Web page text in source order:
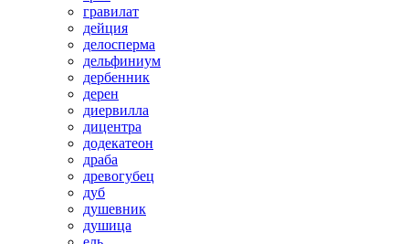
гравилат
дейция
делосперма
дельфиниум
дербенник
дерен
диервилла
дицентра
додекатеон
драба
древогубец
дуб
душевник
душица